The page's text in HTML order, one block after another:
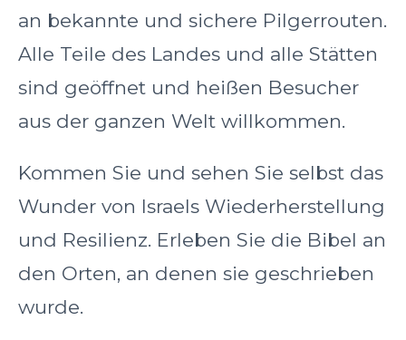
an bekannte und sichere Pilgerrouten.
Alle Teile des Landes und alle Stätten
sind geöffnet und heißen Besucher
aus der ganzen Welt willkommen.
Kommen Sie und sehen Sie selbst das
Wunder von Israels Wiederherstellung
und Resilienz. Erleben Sie die Bibel an
den Orten, an denen sie geschrieben
wurde.